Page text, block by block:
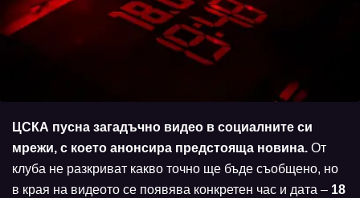
ЦСКА пусна загадъчно видео в социалните си
мрежи, с което анонсира предстояща новина. От
клуба не разкриват какво точно ще бъде съобщено, но
в края на видеото се появява конкретен час и дата – 18